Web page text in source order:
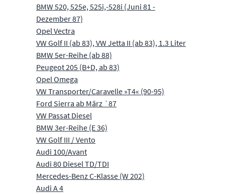
BMW 520, 525e, 525i,-528i (Juni 81 -
Dezember 87)
Opel Vectra
VW Golf II (ab 83), VW Jetta II (ab 83), 1.3 Liter
BMW 5er-Reihe (ab 88)
Peugeot 205 (B+D, ab 83)
Opel Omega
VW Transporter/Caravelle »T4« (90-95)
Ford Sierra ab März ´87
VW Passat Diesel
BMW 3er-Reihe (E 36)
VW Golf III / Vento
Audi 100/Avant
Audi 80 Diesel TD/TDI
Mercedes-Benz C-Klasse (W 202)
Audi A 4